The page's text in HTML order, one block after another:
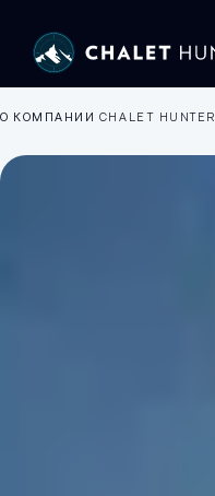
О КОМПАНИИ CHALET HUNTER